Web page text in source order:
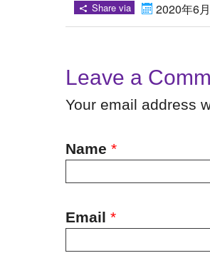
Share via 2020年6
Leave a
Your email address
Name *
Email *